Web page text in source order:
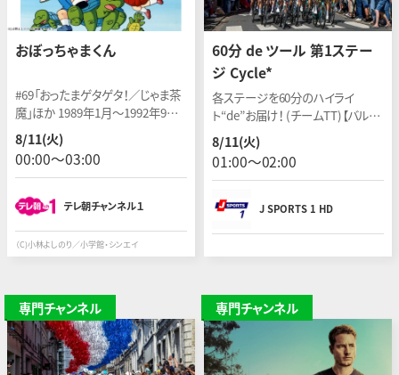
おぼっちゃまくん
#69「おったまゲタゲタ！／じゃま茶
魔」ほか 1989年1月〜1992年9月
放映 原作：小林よしのり
8/11(火)
00:00〜03:00
テレ朝チャンネル１
（C)小林よしのり／小学館・シンエイ
60分 de ツール 第1ステー
ジ Cycle*
各ステージを60分のハイライ
ト“de”お届け！ (チームTT)【バルセ
ロナ(スペイン)〜バルセロナ(スペ
イン)】 開催日：2026年7月4日(現
地)
8/11(火)
01:00〜02:00
J SPORTS 1 HD
専門チャンネル 専門チャンネル